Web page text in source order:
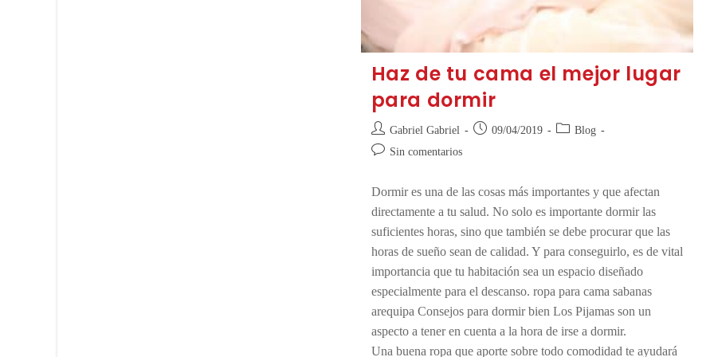
Haz de tu cama el mejor lugar
para dormir
Gabriel Gabriel 09/04/2019
Blog
Sin comentarios
Dormir es una de las cosas más importantes y que afectan
directamente a tu salud. No solo es importante dormir las
suficientes horas, sino que también se debe procurar que las
horas de sueño sean de calidad. Y para conseguirlo, es de vital
importancia que tu habitación sea un espacio diseñado
especialmente para el descanso. ropa para cama sabanas
arequipa Consejos para dormir bien Los Pijamas son un
aspecto a tener en cuenta a la hora de irse a dormir.
Una buena ropa que aporte sobre todo comodidad te ayudará